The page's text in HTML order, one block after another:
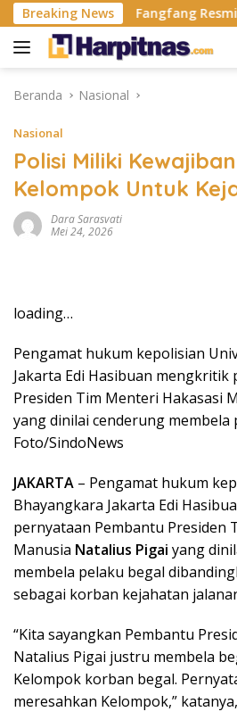
Langsung
ke
konten
Breaking NewsFangfang Resmi
Beranda Nasional
Nasional
Polisi Miliki
Kelompok Untuk
Dara Sarasvati
Mei 24, 2026
loading…
Pengamat hukum kepolisian
Jakarta Edi Hasibuan mengkritik
Presiden Tim Menteri Hakasasi
yang dinilai cenderung membela
Foto/SindoNews
JAKARTA – Pengamat hukum
Bhayangkara Jakarta Edi
pernyataan Pembantu Presiden
Manusia Natalius Pigai yang
membela pelaku begal
sebagai korban kejahatan
“Kita sayangkan Pembantu
Natalius Pigai justru membela
Kelompok korban begal.
meresahkan Kelompok,”